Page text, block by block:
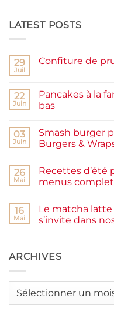
LATEST POSTS
29
Juil
Confiture de
Confiture
de
prunes
et
rapide
22
Juin
Pancakes à la
bas
sur
Pancakes
à
complète,
moelleux
et
03
Juin
Smash burger
Burgers &
sur
Smash
burger
testé
Packman
Burgers &
Grande
Motte
26
Mai
Recettes d’été
menus
sur
Recettes
d’été
j’ai
créé
à
16
Mai
Le matcha
s’invite dans
Le
matcha
boisson
ARCHIVES
Archives